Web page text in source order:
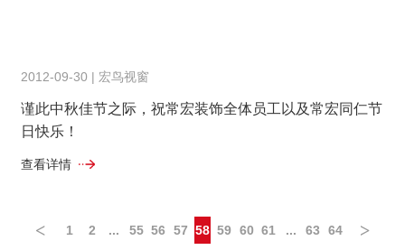
2012-09-30 | 宏鸟视窗
谨此中秋佳节之际，祝常宏装饰全体员工以及常宏同仁节
日快乐！
查看详情
< 1 2 ... 55 56 57 58 59 60 61 ... 63 64 >